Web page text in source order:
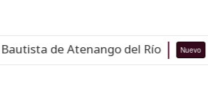
del Río Nuevo 06-08-26